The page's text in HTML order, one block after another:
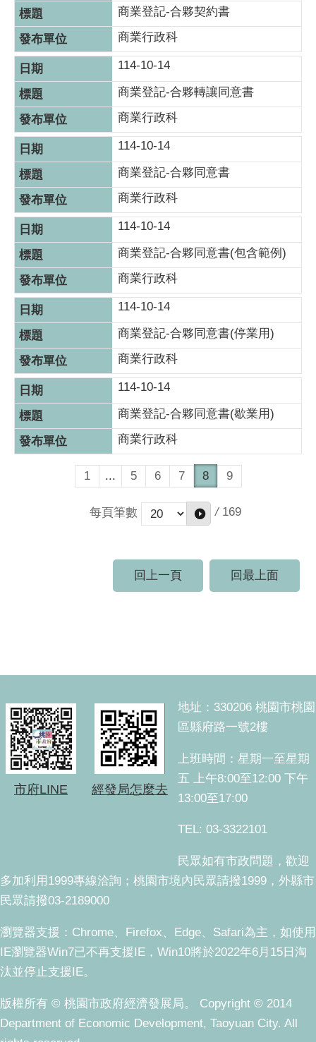
商業登記-合夥契約書
商業行政科
114-10-14
商業登記-合夥轉讓同意書
商業行政科
114-10-14
商業登記-合夥同意書
商業行政科
114-10-14
商業登記-合夥同意書(包含範例)
商業行政科
114-10-14
商業登記-合夥同意書(停業用)
商業行政科
114-10-14
商業登記-合夥同意書(歇業用)
商業行政科
1 ... 5 6 7 8 9
每頁筆數 / 169
回上一頁 回最上面
:::
市府LINE 經發局怎麼去
地址：330206 桃園市桃園
區縣府路一號2樓
上班時間：星期一至星期
五 上午8:00至12:00 下午
13:00至17:00
TEL: 03-3322101
民眾如有市政問題，歡迎
多加利用1999專線洽詢；桃園市境內民眾請撥1999，外縣市
民眾請撥03-2189000
瀏覽器支援：Chrome、Firefox、Edge、Safari為主，如使用
IE瀏覽器Win7已不再支援IE，Win10將於2022年6月15日淘
汰並停止支援IE。
版權所有 © 桃園市政府經濟發展局。 Copyright © 2014
Department of Economic Development, Taoyuan City. All